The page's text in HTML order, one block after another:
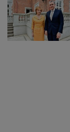
Ormeniș
6 august 2026
suspeND.ro
suspendare a
6 august 2026
dosarul lui
Judecătorii
biodiversitate
Proiectul